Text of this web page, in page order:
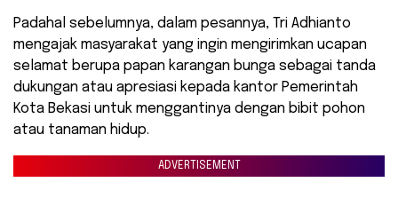
Padahal sebelumnya, dalam pesannya, Tri Adhianto
mengajak masyarakat yang ingin mengirimkan ucapan
selamat berupa papan karangan bunga sebagai tanda
dukungan atau apresiasi kepada kantor Pemerintah
Kota Bekasi untuk menggantinya dengan bibit pohon
atau tanaman hidup.
ADVERTISEMENT